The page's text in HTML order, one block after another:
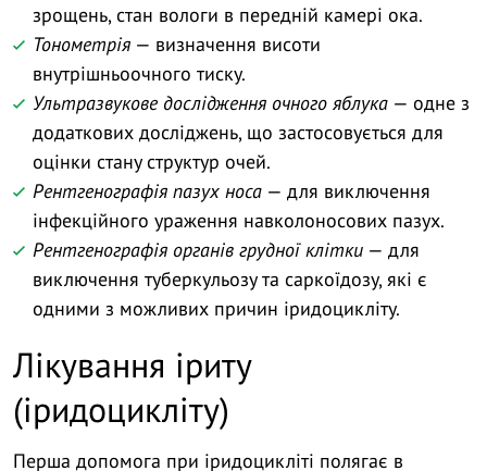
зрощень, стан вологи в передній камері ока.
Тонометрія — визначення висоти
внутрішньоочного тиску.
Ультразвукове дослідження очного яблука — одне з
додаткових досліджень, що застосовується для
оцінки стану структур очей.
Рентгенографія пазух носа — для виключення
інфекційного ураження навколоносових пазух.
Рентгенографія органів грудної клітки — для
виключення туберкульозу та саркоїдозу, які є
одними з можливих причин іридоцикліту.
Лікування іриту
(іридоцикліту)
Перша допомога при іридоцикліті полягає в